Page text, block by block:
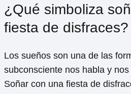
¿Qué simboliza
fiesta de disfraces?
Los sueños son una de las
subconsciente nos habla y
Soñar con una fiesta de